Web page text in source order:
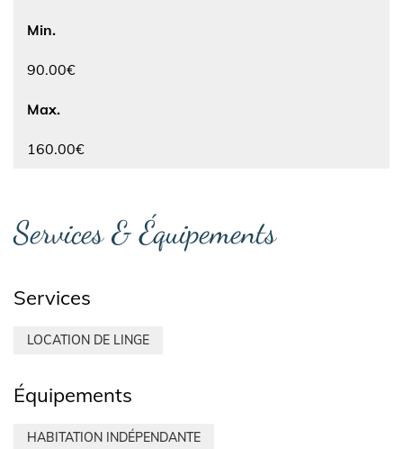
Min.
90.00€
Max.
160.00€
Services & Équipements
Services
LOCATION DE LINGE
Équipements
HABITATION INDÉPENDANTE